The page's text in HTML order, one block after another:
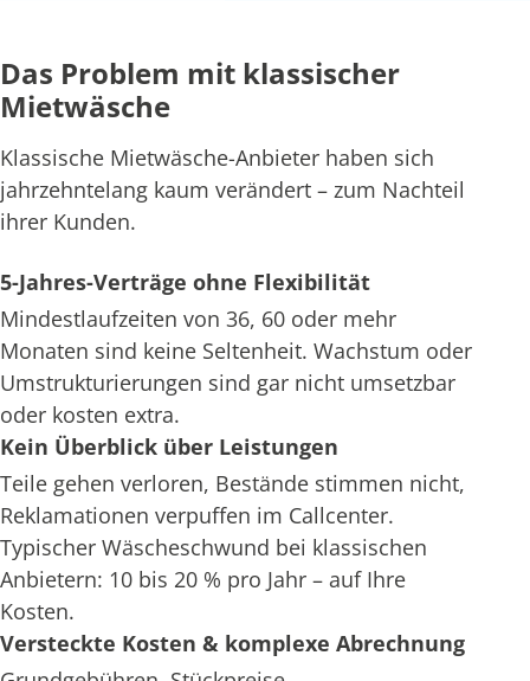
Das Problem mit klassischer
Mietwäsche
Klassische Mietwäsche-Anbieter haben sich
jahrzehntelang kaum verändert – zum Nachteil
ihrer Kunden.
5-Jahres-Verträge ohne Flexibilität
Mindestlaufzeiten von 36, 60 oder mehr
Monaten sind keine Seltenheit. Wachstum oder
Umstrukturierungen sind gar nicht umsetzbar
oder kosten extra.
Kein Überblick über Leistungen
Teile gehen verloren, Bestände stimmen nicht,
Reklamationen verpuffen im Callcenter.
Typischer Wäscheschwund bei klassischen
Anbietern: 10 bis 20 % pro Jahr – auf Ihre
Kosten.
Versteckte Kosten & komplexe Abrechnung